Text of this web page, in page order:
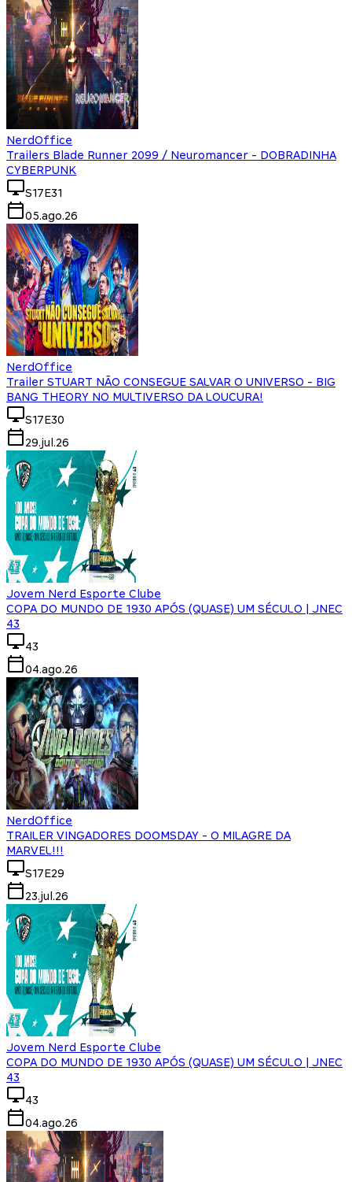
NerdOffice
Trailers Blade Runner 2099 / Neuromancer - DOBRADINHA
CYBERPUNK
S17E31
05.ago.26
NerdOffice
Trailer STUART NÃO CONSEGUE SALVAR O UNIVERSO - BIG
BANG THEORY NO MULTIVERSO DA LOUCURA!
S17E30
29.jul.26
Jovem Nerd Esporte Clube
COPA DO MUNDO DE 1930 APÓS (QUASE) UM SÉCULO | JNEC
43
43
04.ago.26
NerdOffice
TRAILER VINGADORES DOOMSDAY - O MILAGRE DA
MARVEL!!!
S17E29
23.jul.26
Jovem Nerd Esporte Clube
COPA DO MUNDO DE 1930 APÓS (QUASE) UM SÉCULO | JNEC
43
43
04.ago.26